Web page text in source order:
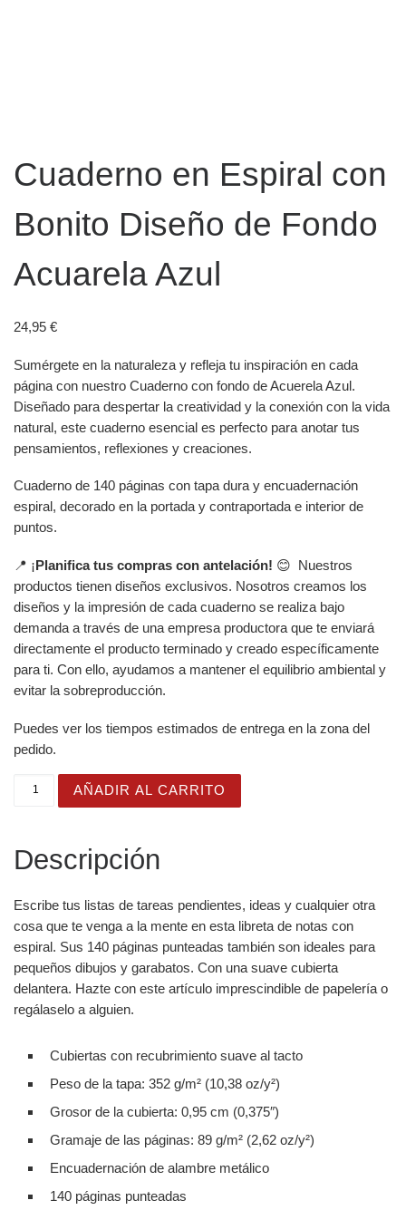
Cuaderno en Espiral con
Bonito Diseño de Fondo
Acuarela Azul
24,95 €
Sumérgete en la naturaleza y refleja tu inspiración en cada
página con nuestro Cuaderno con fondo de Acuerela Azul.
Diseñado para despertar la creatividad y la conexión con la vida
natural, este cuaderno esencial es perfecto para anotar tus
pensamientos, reflexiones y creaciones.
Cuaderno de 140 páginas con tapa dura y encuadernación
espiral, decorado en la portada y contraportada e interior de
puntos.
📍 ¡Planifica tus compras con antelación! 😊 Nuestros
productos tienen diseños exclusivos. Nosotros creamos los
diseños y la impresión de cada cuaderno se realiza bajo
demanda a través de una empresa productora que te enviará
directamente el producto terminado y creado específicamente
para ti. Con ello, ayudamos a mantener el equilibrio ambiental y
evitar la sobreproducción.
Puedes ver los tiempos estimados de entrega en la zona del
pedido.
Cuaderno en Espiral con Bonito Diseño de Fondo
AÑADIR AL CARRITO
Descripción
Escribe tus listas de tareas pendientes, ideas y cualquier otra
cosa que te venga a la mente en esta libreta de notas con
espiral. Sus 140 páginas punteadas también son ideales para
pequeños dibujos y garabatos. Con una suave cubierta
delantera. Hazte con este artículo imprescindible de papelería o
regálaselo a alguien.
Cubiertas con recubrimiento suave al tacto
Peso de la tapa: 352 g/m² (10,38 oz/y²)
Grosor de la cubierta: 0,95 cm (0,375″)
Gramaje de las páginas: 89 g/m² (2,62 oz/y²)
Encuadernación de alambre metálico
140 páginas punteadas